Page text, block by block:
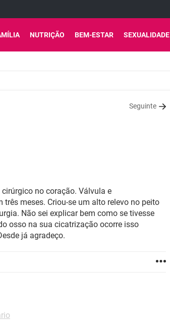
NUTRIÇÃO BEM-ESTAR SEXUALIDADE
Seguinte
no coração. Válvula e
meses. Criou-se um alto relevo no peito
Não sei explicar bem como se tivesse
osso na sua cicatrização ocorre isso
já agradeço.